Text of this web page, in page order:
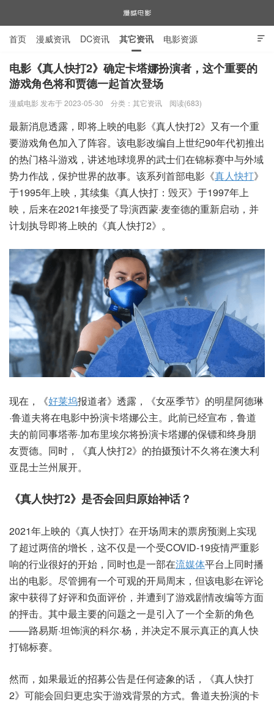
漫威电影

首页 漫威资讯 DC资讯 其它资讯 电影资源
电视剧资源 漫威图片
电影《真人快打2》确定卡塔娜扮演者，这个重要的
游戏角色将和贾德一起首次登场
漫威电影 发布于 2023-05-30 分类： 其它资讯 阅读(683)
最新消息透露，即将上映的电影《真人快打2》又有一个重
要游戏角色加入了阵容。该电影改编自上世纪90年代初推出
的热门格斗游戏，讲述地球境界的武士们在锦标赛中与外域
势力作战，保护世界的故事。该系列首部电影《真人快打》
于1995年上映，其续集《真人快打：毁灭》于1997年上
映，后来在2021年接受了导演西蒙·麦奎德的重新启动，并
计划执导即将上映的《真人快打2》。
现在，《好莱坞报道者》透露，《女巫季节》的明星阿德琳
·鲁道夫将在电影中扮演卡塔娜公主。此前已经宣布，鲁道
夫的前同事塔蒂·加布里埃尔将扮演卡塔娜的保镖和终身朋
友贾德。同时，《真人快打2》的拍摄预计不久将在澳大利
亚昆士兰州展开。
《真人快打2》是否会回归原始神话？
2021年上映的《真人快打》在开场周末的票房预测上实现
了超过两倍的增长，这不仅是一个受COVID-19疫情严重影
响的行业很好的开始，同时也是一部在流媒体平台上同时播
出的电影。尽管拥有一个可观的开局周末，但该电影在评论
家中获得了好评和负面评价，并遭到了游戏剧情改编等方面
的抨击。其中最主要的问题之一是引入了一个全新的角色
——路易斯·坦饰演的科尔·杨，并决定不展示真正的真人快
打锦标赛。
然而，如果最近的招募公告是任何迹象的话，《真人快打
2》可能会回归更忠实于游戏背景的方式。鲁道夫扮演的卡